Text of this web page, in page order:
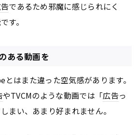
であるため邪魔に感じられにく
す。
ある動画を
はまた違った空気感があります。
やTVCMのような動画では「広告っ
まい、あまり好まれません。